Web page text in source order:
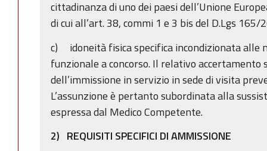
cittadinanza di uno dei paesi dell’Unione
di cui all’art. 38, commi 1 e 3 bis del D.Lgs 165/
c) idoneità fisica specifica incondizionata alle
funzionale a concorso. Il relativo
dell’immissione in servizio in sede di visita
L’assunzione è pertanto subordinata alla
espressa dal Medico Competente.
2) REQUISITI SPECIFICI DI AMMISSIONE